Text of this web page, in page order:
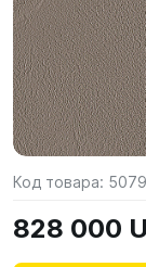
Код товара:
828 000